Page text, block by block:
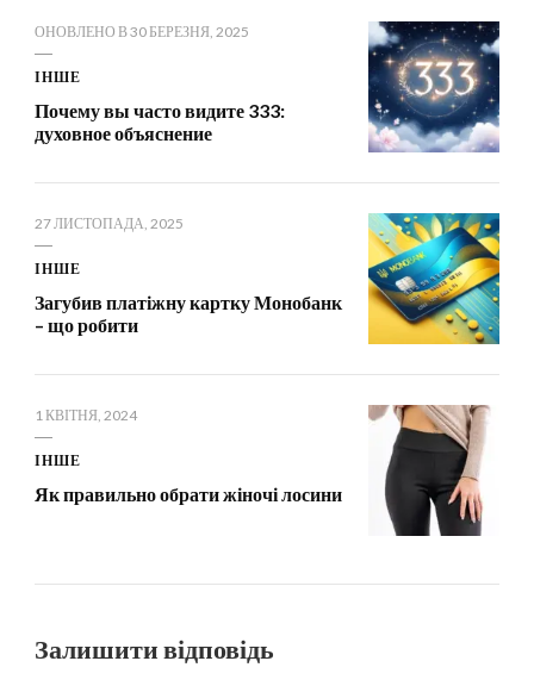
ОНОВЛЕНО В30 БЕРЕЗНЯ, 2025
ІНШЕ
Почему вы часто видите 333:
духовное объяснение
27 ЛИСТОПАДА, 2025
ІНШЕ
Загубив платіжну картку Монобанк
– що робити
1 КВІТНЯ, 2024
ІНШЕ
Як правильно обрати жіночі лосини
Залишити відповідь